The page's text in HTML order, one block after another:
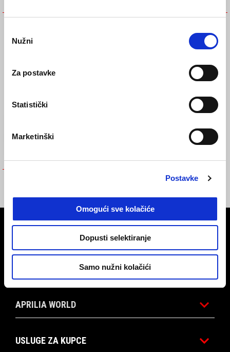
pristanka
Nužni
Za postavke
Statistički
Marketinški
Postavke
Omogući sve kolačiće
Dopusti selektiranje
Samo nužni kolačići
€ 149
Podnožje
APRILIA WORLD
USLUGE ZA KUPCE